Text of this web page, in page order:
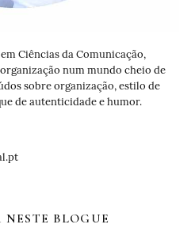
Ciências da Comunicação,
num mundo cheio de
sobre organização, estilo de
de autenticidade e humor.
NESTE BLOGUE